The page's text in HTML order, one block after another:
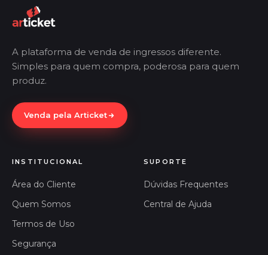
A plataforma de venda de ingressos diferente.
Simples para quem compra, poderosa para quem
produz.
Venda pela Articket
INSTITUCIONAL
Área do Cliente
Quem Somos
Termos de Uso
Segurança
SUPORTE
Dúvidas Frequentes
Central de Ajuda